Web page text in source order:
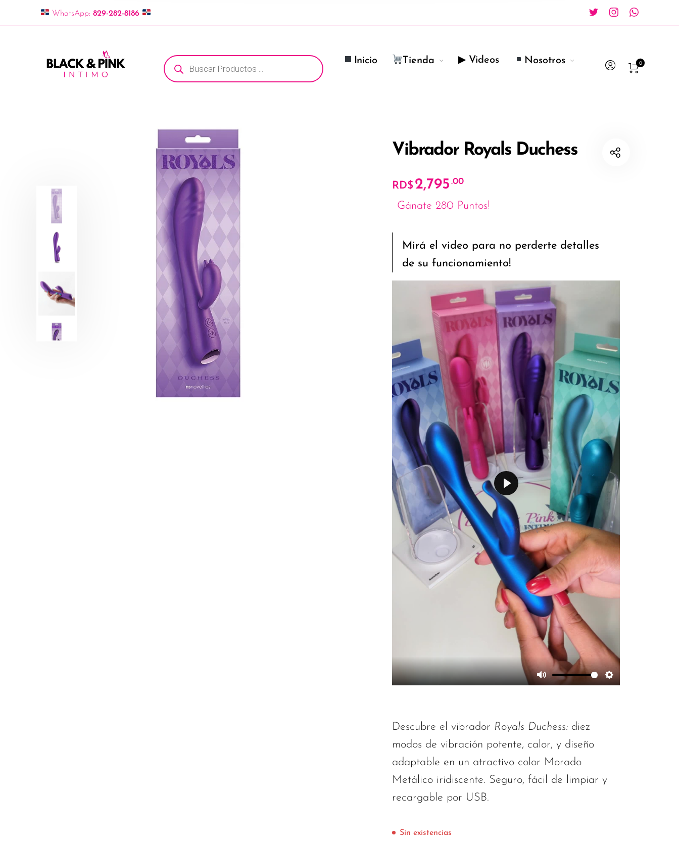
WhatsApp: 829-282-8186
Búsqueda de productos Inicio Tienda ▶ Videos Nosotros 0
Vibrador Royals Duchess
RD$ 2,795 .00
Gánate 280 Puntos!
Mirá el video para no perderte detalles
de su funcionamiento!
Descubre el vibrador Royals Duchess: diez
modos de vibración potente, calor, y diseño
adaptable en un atractivo color Morado
Metálico iridiscente. Seguro, fácil de limpiar y
recargable por USB.
Sin existencias